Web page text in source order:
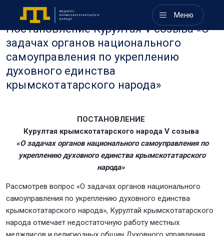
Меню
Постановление Курултая V созыва «О
задачах органов национального
самоуправления по укреплению
духовного единства
крымскотатарского народа»
ПОСТАНОВЛЕНИЕ
Курултая крымскотатарского народа V созыва
«О задачах органов национального самоуправления по
укреплению духовного единства крымскотатарского
народа»
Рассмотрев вопрос «О задачах органов национального
самоуправления по укреплению духовного единства
крымскотатарского народа», Курултай крымскотатарского
народа отмечает недостаточную работу местных